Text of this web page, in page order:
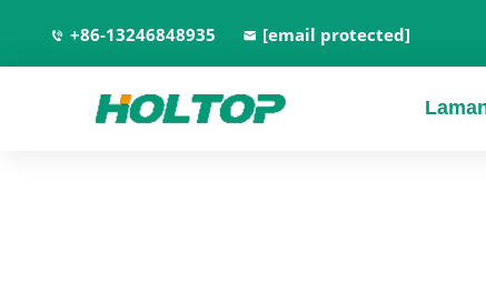
+86-13246848935 [email protected]